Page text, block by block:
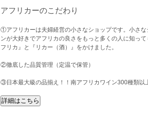
アフリカーのこだわり
①アフリカーは夫婦経営の小さなショップです。小さ
ンが大好きでアフリカの良さをもっと多くの人に知っ
フリカ』と『リカー（酒）』をかけました。
②徹底した品質管理（定温で保管）
③日本最大級の品揃え！！南アフリカワイン300種類以